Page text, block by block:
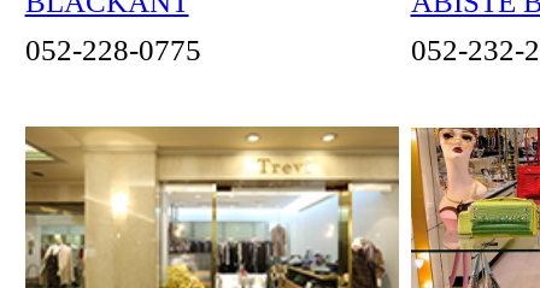
ジュンギンザ 名古屋店
岩田時計舗 本店
JUN GINZA
IWATA